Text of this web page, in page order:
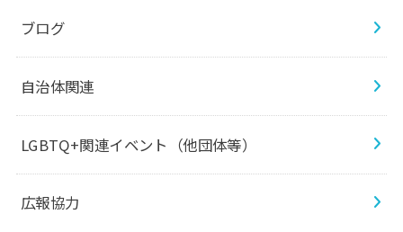
ブログ
自治体関連
LGBTQ+関連イベント（他団体等）
広報協力